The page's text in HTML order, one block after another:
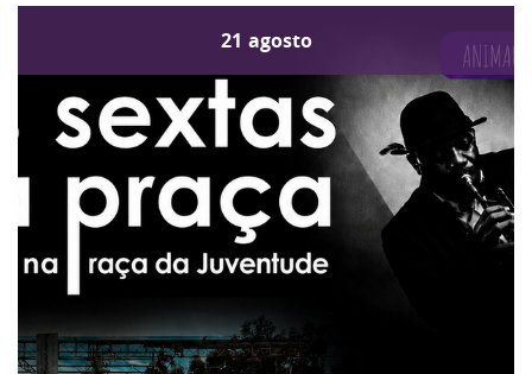
21 agosto